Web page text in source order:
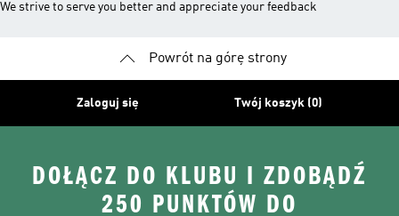
We strive to serve you better and appreciate your feedback
Powrót na górę strony
Zaloguj się Twój koszyk (0)
DOŁĄCZ DO KLUBU I ZDOBĄDŹ
250 PUNKTÓW DO